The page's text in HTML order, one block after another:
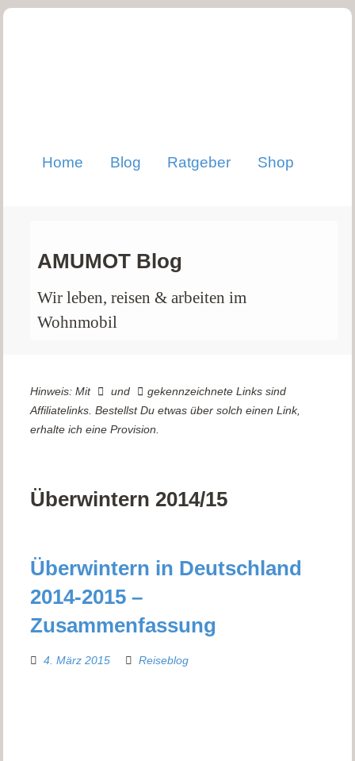
Home Blog Ratgeber Shop
AMUMOT Blog
Wir leben, reisen & arbeiten im
Wohnmobil
Hinweis: Mit und
gekennzeichnete Links sind
Affiliatelinks. Bestellst Du etwas über solch einen Link,
erhalte ich eine Provision.
Überwintern 2014/15
Überwintern in Deutschland
2014-2015 –
Zusammenfassung
4. März 2015 Reiseblog